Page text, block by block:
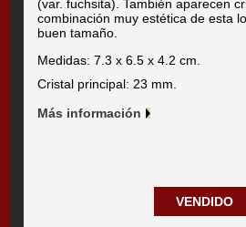
(var. fuchsita). También aparecen
combinación muy estética de esta
buen tamaño.
Medidas: 7.3 x 6.5 x 4.2 cm.
Cristal principal: 23 mm.
Más información
VENDIDO